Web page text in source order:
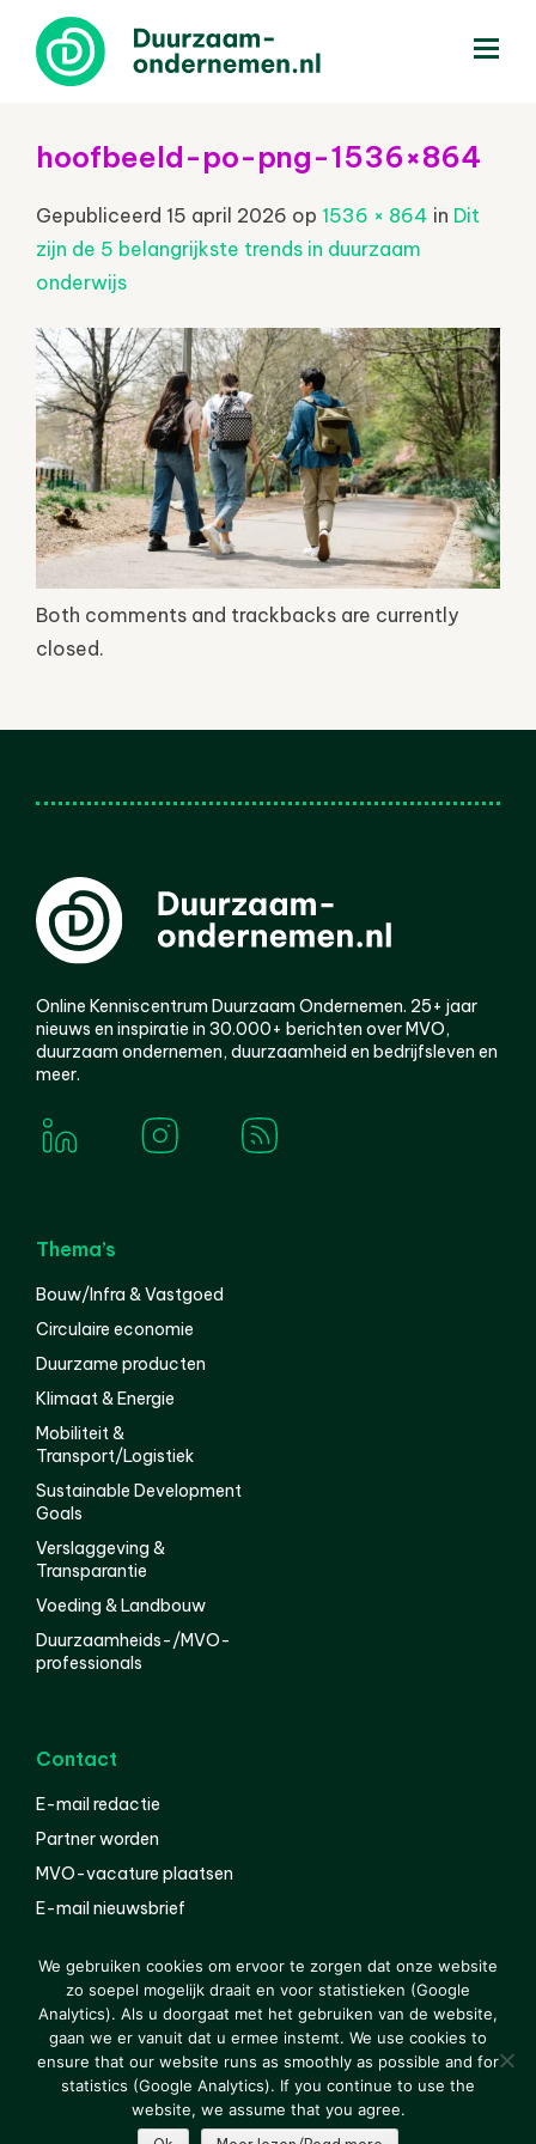
hoofbeeld-po-png-1536×864
Gepubliceerd 15 april 2026 op 1536 × 864 in Dit
zijn de 5 belangrijkste trends in duurzaam
onderwijs
Both comments and trackbacks are currently
closed.
Online Kenniscentrum Duurzaam Ondernemen. 25+ jaar
nieuws en inspiratie in 30.000+ berichten over MVO,
duurzaam ondernemen, duurzaamheid en bedrijfsleven en
meer.
Thema’s
Bouw/Infra & Vastgoed
Circulaire economie
Duurzame producten
Klimaat & Energie
Mobiliteit &
Transport/Logistiek
Sustainable Development
Goals
Verslaggeving &
Transparantie
Voeding & Landbouw
Duurzaamheids-/MVO-
professionals
Contact
E-mail redactie
Partner worden
MVO-vacature plaatsen
E-mail nieuwsbrief
© 2000-2026 Van der Molen EIS Colofon
Disclaimer
Privacy
We gebruiken cookies om ervoor te zorgen dat onze website
zo soepel mogelijk draait en voor statistieken (Google
Analytics). Als u doorgaat met het gebruiken van de website,
gaan we er vanuit dat u ermee instemt. We use cookies to
ensure that our website runs as smoothly as possible and for
statistics (Google Analytics). If you continue to use the
website, we assume that you agree.